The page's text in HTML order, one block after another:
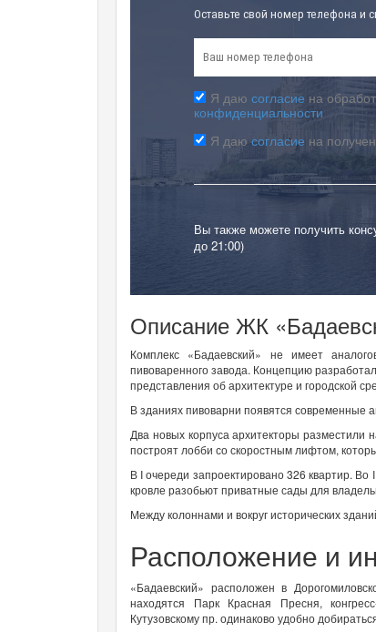
Оставьте свой номер телефона и
Я даю согласие на
конфиденциальности
Я даю согласие на
Вы также можете получить
до 21:00)
Описание ЖК
Комплекс «Бадаевский» не имеет
пивоваренного завода. Концепцию
представления об архитектуре и городской
В зданиях пивоварни появятся современные
Два новых корпуса архитекторы разместили
построят лобби со скоростным лифтом,
В I очереди запроектировано 326 квартир.
кровле разобьют приватные сады для
Между колоннами и вокруг исторических
Расположение и
«Бадаевский» расположен в
находятся Парк Красная Пресня,
Кутузовскому пр. одинаково удобно